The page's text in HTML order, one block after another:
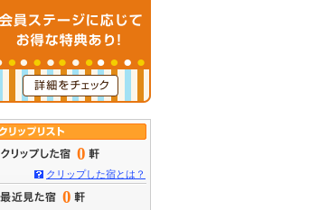
0
クリップした宿とは？
0